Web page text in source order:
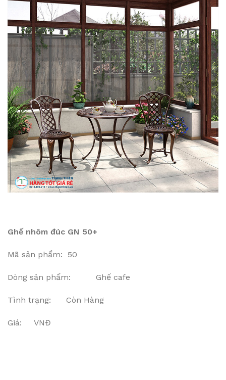
Ghế nhôm đúc GN 50+
Mã sản phẩm: 50
Dòng sản phẩm: Ghế cafe
Tình trạng: Còn Hàng
Giá: VNĐ